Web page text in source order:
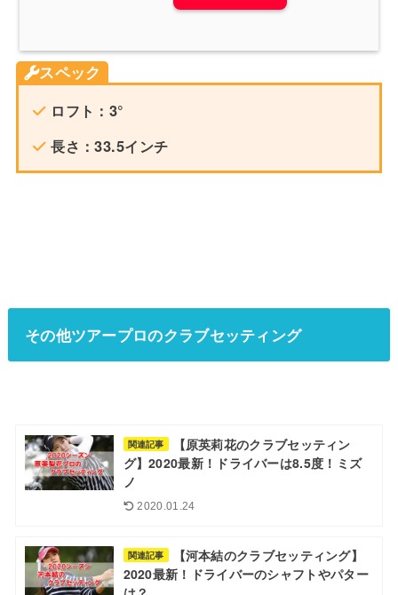
スペック
ロフト：3°
長さ：33.5インチ
その他ツアープロのクラブセッティング
関連記事
【原英莉花のクラブセッティン
グ】2020最新！ドライバーは8.5度！ミズ
ノ
2020.01.24
関連記事
【河本結のクラブセッティング】
2020最新！ドライバーのシャフトやパター